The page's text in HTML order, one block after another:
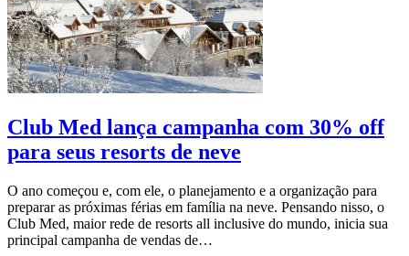
Club Med lança campanha com 30% off
para seus resorts de neve
O ano começou e, com ele, o planejamento e a organização para
preparar as próximas férias em família na neve. Pensando nisso, o
Club Med, maior rede de resorts all inclusive do mundo, inicia sua
principal campanha de vendas de…